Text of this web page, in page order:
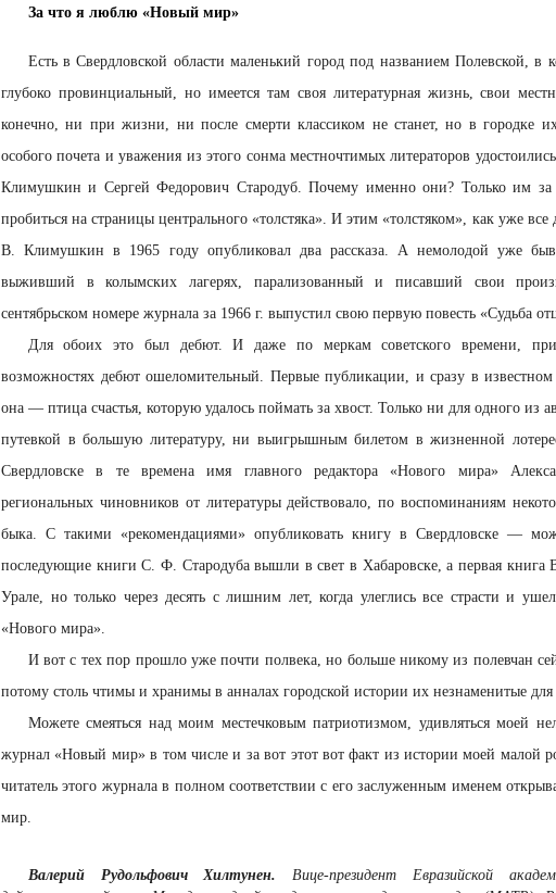
За что я люблю «Новый мир»
Есть в Свердловской области маленький город под названием Полевской, в
глубоко провинциальный, но имеется там своя литературная жизнь, свои
конечно, ни при жизни, ни после смерти классиком не станет, но в городке
особого почета и уважения из этого сонма местночтимых литераторов
Климушкин и Сергей Федорович Стародуб. Почему именно они? Только им за
пробиться на страницы центрального «толстяка». И этим «толстяком», как уже
В. Климушкин в 1965 году опубликовал два рассказа. А немолодой уже
выживший в колымских лагерях, парализованный и писавший свои
сентябрьском номере журнала за 1966 г. выпустил свою первую повесть «Судьба
Для обоих это был дебют. И даже по меркам советского времени,
возможностях дебют ошеломительный. Первые публикации, и сразу в
она — птица счастья, которую удалось поймать за хвост. Только ни для одного
путевкой в большую литературу, ни выигрышным билетом в жизненной
Свердловске в те времена имя главного редактора «Нового мира»
региональных чиновников от литературы действовало, по воспоминаниям
быка. С такими «рекомендациями» опубликовать книгу в Свердловске —
последующие книги С. Ф. Стародуба вышли в свет в Хабаровске, а первая
Урале, но только через десять с лишним лет, когда улеглись все страсти и
«Нового мира».
И вот с тех пор прошло уже почти полвека, но больше никому из полевчан
потому столь чтимы и хранимы в анналах городской истории их незнаменитые для
Можете смеяться над моим местечковым патриотизмом, удивляться моей
журнал «Новый мир» в том числе и за вот этот вот факт из истории моей
читатель этого журнала в полном соответствии с его заслуженным именем
мир.
Валерий Рудольфович Хилтунен.Вице-президент Евразийской